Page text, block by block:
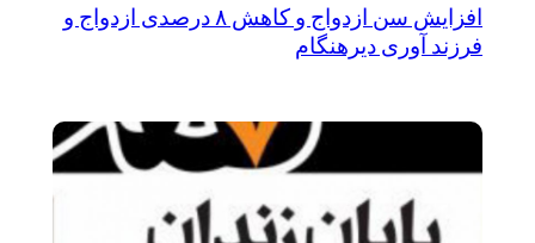
افزایش سن ازدواج و کاهش ۸ درصدی ازدواج و
فرزند آوری دیرهنگام